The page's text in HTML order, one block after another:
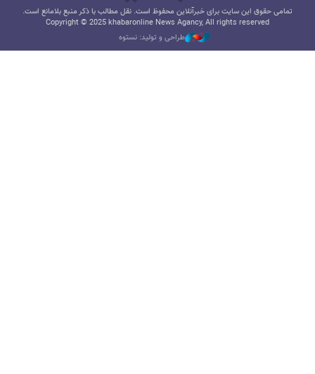
تمامی حقوق این سایت برای خبرآنلاین محفوظ است. نقل مطالب با ذکر منبع بلامانع است.
Copyright © 2025 khabaronline News Agancy, All rights reserved
طراحی و تولید: نستوه